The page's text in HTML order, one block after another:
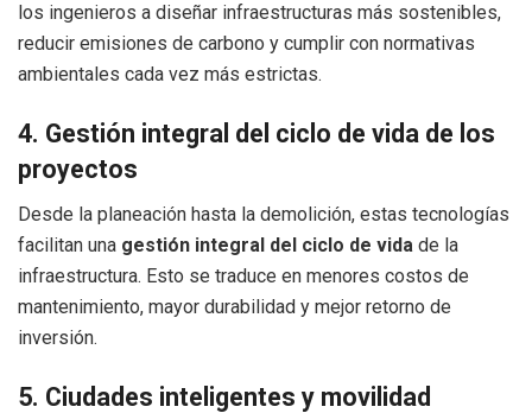
los ingenieros a diseñar infraestructuras más sostenibles,
reducir emisiones de carbono y cumplir con normativas
ambientales cada vez más estrictas.
4. Gestión integral del ciclo de vida de los
proyectos
Desde la planeación hasta la demolición, estas tecnologías
facilitan una gestión integral del ciclo de vida de la
infraestructura. Esto se traduce en menores costos de
mantenimiento, mayor durabilidad y mejor retorno de
inversión.
5. Ciudades inteligentes y movilidad